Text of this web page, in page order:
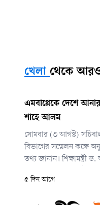
খেলা থেকে
এমবাপ্পেকে দেশে
শাহে আলম
সোমবার (৩ আগস্ট)
বিভাগের সম্মেলন কক্ষে
তথ্য জানান।
কমিটির সভা শেষে ওই
৫ দিন আগে